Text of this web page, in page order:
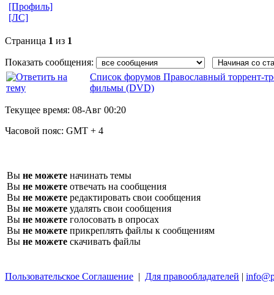
[Профиль]
[ЛС]
Страница 1 из 1
Показать сообщения:
Список форумов Православный торрент-
фильмы (DVD)
Текущее время: 08-Авг 00:20
Часовой пояс: GMT + 4
Вы не можете начинать темы
Вы не можете отвечать на сообщения
Вы не можете редактировать свои сообщения
Вы не можете удалять свои сообщения
Вы не можете голосовать в опросах
Вы не можете прикреплять файлы к сообщениям
Вы не можете скачивать файлы
Пользовательское Соглашение | Для правообладателей |